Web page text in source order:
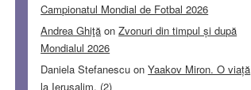
Campionatul Mondial de Fotbal 2026
Andrea Ghiţă onZvonuri din timpul și după
Mondialul 2026
Daniela Stefanescu onYaakov Miron. O viață
la Ierusalim. (2)